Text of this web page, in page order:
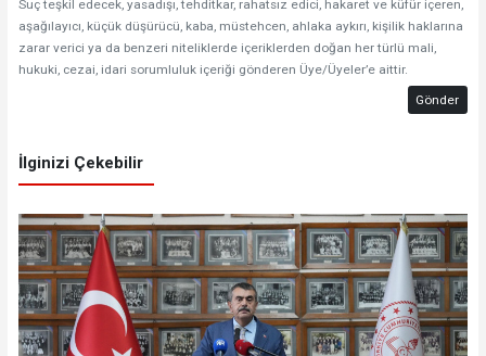
Suç teşkil edecek, yasadışı, tehditkar, rahatsız edici, hakaret ve küfür içeren,
aşağılayıcı, küçük düşürücü, kaba, müstehcen, ahlaka aykırı, kişilik haklarına
zarar verici ya da benzeri niteliklerde içeriklerden doğan her türlü mali,
hukuki, cezai, idari sorumluluk içeriği gönderen Üye/Üyeler’e aittir.
Gönder
İlginizi Çekebilir